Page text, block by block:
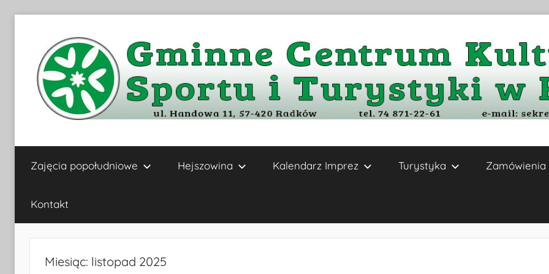
Gminne
Centrum
Kultury,
Sportu
Zajęcia popołudniowe Hejszowina Kalendarz Imprez Turystyka Zamówienia
Kontakt
Miesiąc: listopad 2025